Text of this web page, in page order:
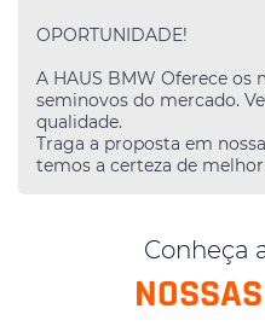
OPORTUNIDADE!
A HAUS BMW Oferece os
seminovos do mercado.
qualidade.
Traga a proposta em
temos a certeza de
Conheça